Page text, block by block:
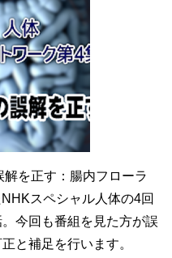
を正す：腸内フローラ
スペシャル人体の4回
今回も番組を見た方が誤
と補足を行います。